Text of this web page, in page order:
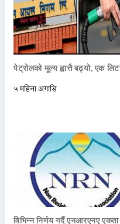
पेट्रोलको मूल्य ह्वात्तै बढ्यो, एक
५ महिना अगाडि
विभिन्न निर्णय गर्दै एनआरएनए